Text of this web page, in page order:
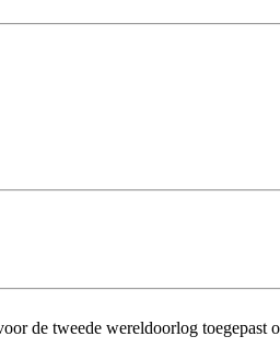
de tweede wereldoorlog toegepast